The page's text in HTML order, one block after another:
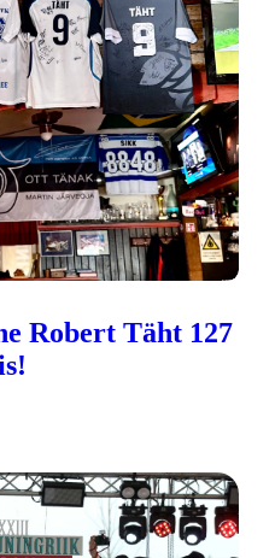
Robert Täht 127